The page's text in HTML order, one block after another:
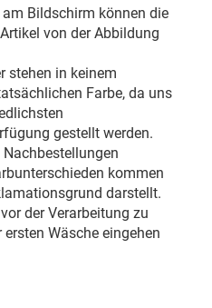
Bildschirm können die
von der Abbildung
stehen in keinem
Farbe, da uns
gestellt werden.
kommen
darstellt.
der Verarbeitung zu
Wäsche eingehen